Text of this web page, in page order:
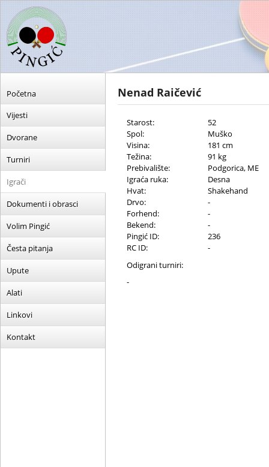
Početna
Vijesti
Dvorane
Turniri
Igrači
Dokumenti i obrasci
Volim Pingić
Česta pitanja
Upute
Alati
Linkovi
Kontakt
Nenad Raičević
Starost:
52
Spol:
Muško
Visina:
181 cm
Težina:
91 kg
Prebivalište:
Podgorica, ME
Igraća ruka:
Desna
Hvat:
Shakehand
Drvo:
-
Forhend:
-
Bekend:
-
Pingić ID:
236
RC ID:
-
Odigrani turniri:
-